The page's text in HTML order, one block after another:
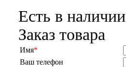
Есть в наличии
Заказ товара
Имя*
Ваш телефон